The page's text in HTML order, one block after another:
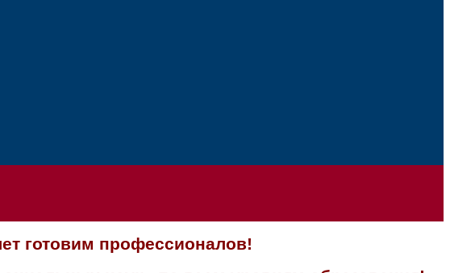
готовим профессионалов!